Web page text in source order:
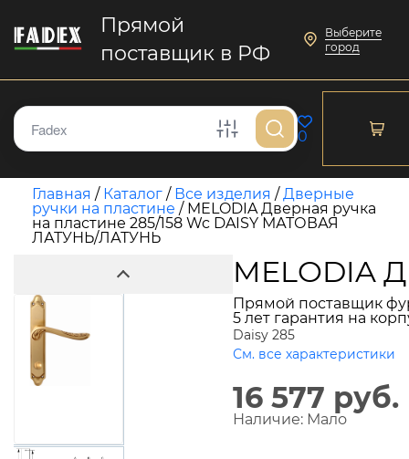
Прямой
поставщик в РФ
Выберите
город
0
Главная / Каталог / Все изделия /Дверные
ручки на пластине / MELODIA Дверная ручка
на пластине 285/158 Wc DAISY МАТОВАЯ
ЛАТУНЬ/ЛАТУНЬ
MELODIA
Прямой поставщик
5 лет гарантия на
Daisy 285
См. все характеристики
16 577 руб.
Наличие: Мало